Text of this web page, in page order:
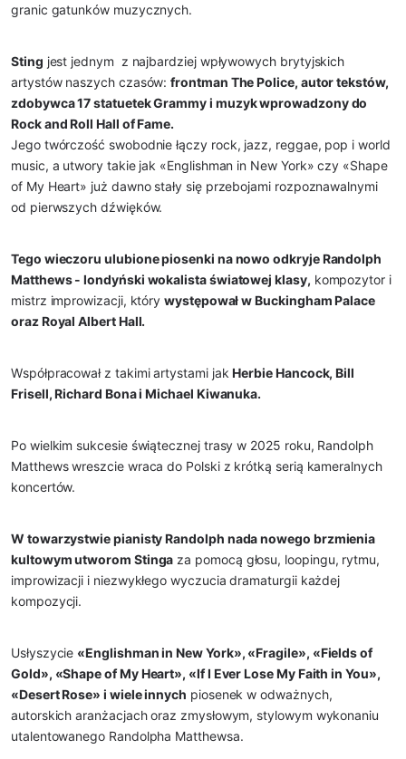
granic gatunków muzycznych.
Sting jest jednym  z najbardziej wpływowych brytyjskich
artystów naszych czasów: frontman The Police, autor tekstów,
zdobywca 17 statuetek Grammy i muzyk wprowadzony do
Rock and Roll Hall of Fame.
Jego twórczość swobodnie łączy rock, jazz, reggae, pop i world
music, a utwory takie jak «Englishman in New York» czy «Shape
of My Heart» już dawno stały się przebojami rozpoznawalnymi
od pierwszych dźwięków.
Tego wieczoru ulubione piosenki na nowo odkryje Randolph
Matthews - londyński wokalista światowej klasy, kompozytor i
mistrz improwizacji, który występował w Buckingham Palace
oraz Royal Albert Hall.
Współpracował z takimi artystami jak Herbie Hancock, Bill
Frisell, Richard Bona i Michael Kiwanuka.
Po wielkim sukcesie świątecznej trasy w 2025 roku, Randolph
Matthews wreszcie wraca do Polski z krótką serią kameralnych
koncertów.
W towarzystwie pianisty Randolph nada nowego brzmienia
kultowym utworom Stinga za pomocą głosu, loopingu, rytmu,
improwizacji i niezwykłego wyczucia dramaturgii każdej
kompozycji.
Usłyszycie «Englishman in New York», «Fragile», «Fields of
Gold», «Shape of My Heart», «If I Ever Lose My Faith in You»,
«Desert Rose» i wiele innych piosenek w odważnych,
autorskich aranżacjach oraz zmysłowym, stylowym wykonaniu
utalentowanego Randolpha Matthewsa.